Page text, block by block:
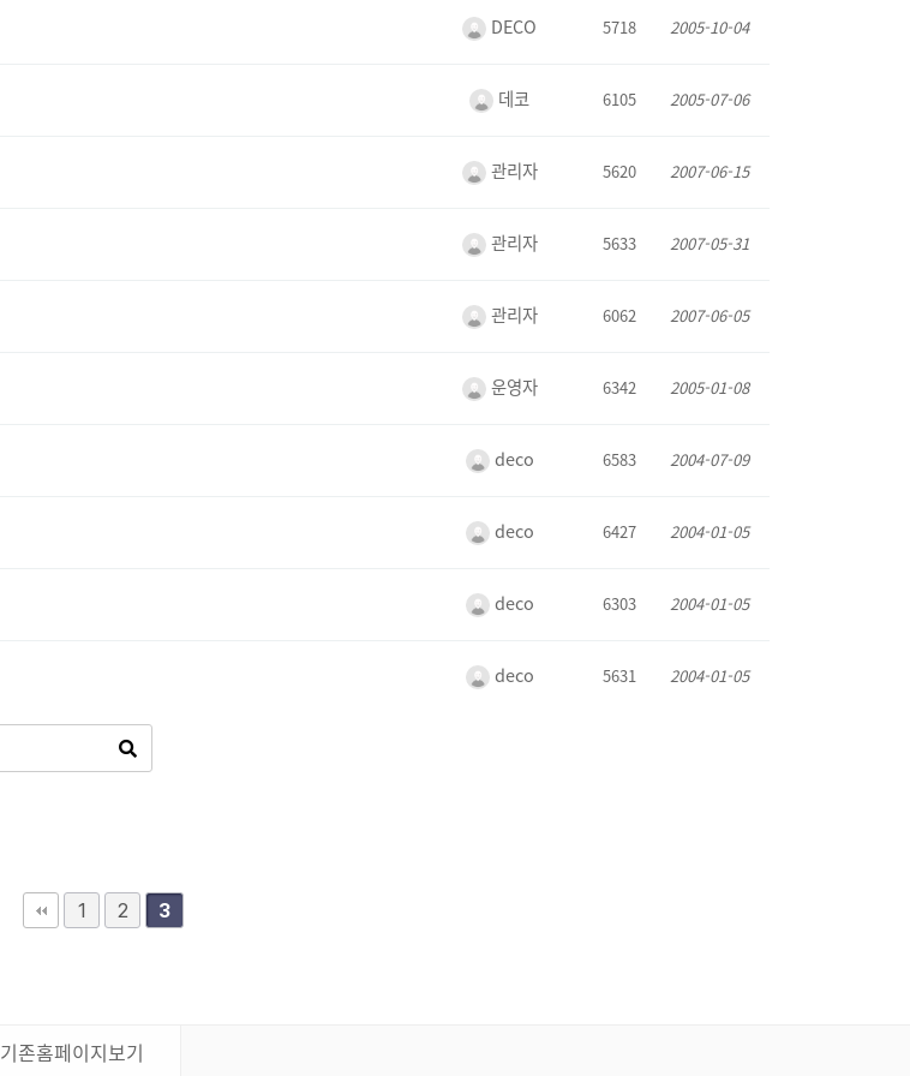
DECO 5718 2005-10-04
데코 6105 2005-07-06
관리자 5620 2007-06-15
관리자 5633 2007-05-31
관리자 6062 2007-06-05
운영자 6342 2005-01-08
deco 6583 2004-07-09
deco 6427 2004-01-05
deco 6303 2004-01-05
deco 5631 2004-01-05
1 2 3
기존홈페이지보기